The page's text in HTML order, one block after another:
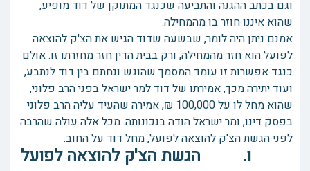
וגם בכתב ההגנה והתביעה שכנגד המתוקן של דוד מופיע,
שהוא איננו חוזר בו מהמחילה.
אמנם ניתן היה לומר, שבשעה שדוד הגיש את הצ'ק להוצאה
לפועל הוא חזר מהמחילה, ורק בבית הדין חזר מחזרתו זו. אולם
כנגד אפשרות זו עומד המסמך שהוגש ונחתם בין דוד לנתבע,
ועוד יתירה מכך, אמירתו של דוד למר ישראל בפני הרב פלוני,
שהוא מחל לו על 100,000 ₪, אמירה שהעיד עליה הרב פלוני
בפסק דינו, ומר ישראל הודה בנכונותה. מכל אלה עולה שהרבה
לפני הגשת הצ'ק להוצאה לפועל, מחל דוד על החוב.
ו. הגשת הצ'ק להוצאה לפועל